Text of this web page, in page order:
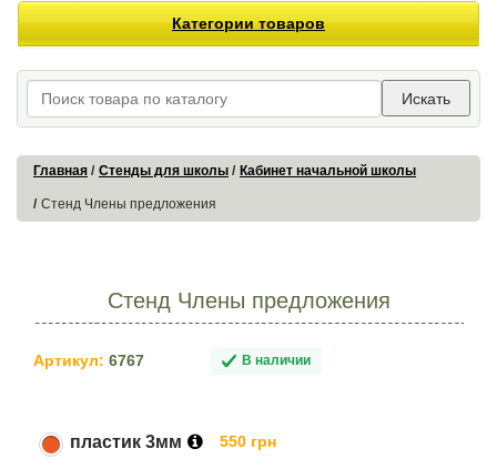
Категории товаров
Искать
Главная Стенды для школы Кабинет начальной школы
Стенд Члены предложения
Стенд Члены предложения
Артикул: 6767 В наличии
пластик 3мм 550 грн